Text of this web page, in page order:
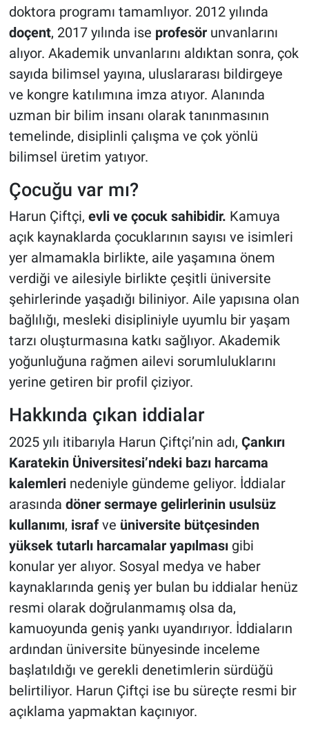
doktora programı tamamlıyor. 2012 yılında
doçent, 2017 yılında ise profesörunvanlarını
alıyor. Akademik unvanlarını aldıktan sonra, çok
sayıda bilimsel yayına, uluslararası bildirgeye
ve kongre katılımına imza atıyor. Alanında
uzman bir bilim insanı olarak tanınmasının
temelinde, disiplinli çalışma ve çok yönlü
bilimsel üretim yatıyor.
Çocuğu var mı?
Harun Çiftçi, evli ve çocuk sahibidir. Kamuya
açık kaynaklarda çocuklarının sayısı ve isimleri
yer almamakla birlikte, aile yaşamına önem
verdiği ve ailesiyle birlikte çeşitli üniversite
şehirlerinde yaşadığı biliniyor. Aile yapısına olan
bağlılığı, mesleki disipliniyle uyumlu bir yaşam
tarzı oluşturmasına katkı sağlıyor. Akademik
yoğunluğuna rağmen ailevi sorumluluklarını
yerine getiren bir profil çiziyor.
Hakkında çıkan iddialar
2025 yılı itibarıyla Harun Çiftçi’nin adı, Çankırı
Karatekin Üniversitesi’ndeki bazı harcama
kalemlerinedeniyle gündeme geliyor. İddialar
arasında döner sermaye gelirlerinin usulsüz
kullanımı, israfve üniversite bütçesinden
yüksek tutarlı harcamalar yapılmasıgibi
konular yer alıyor. Sosyal medya ve haber
kaynaklarında geniş yer bulan bu iddialar henüz
resmi olarak doğrulanmamış olsa da,
kamuoyunda geniş yankı uyandırıyor. İddiaların
ardından üniversite bünyesinde inceleme
başlatıldığı ve gerekli denetimlerin sürdüğü
belirtiliyor. Harun Çiftçi ise bu süreçte resmi bir
açıklama yapmaktan kaçınıyor.